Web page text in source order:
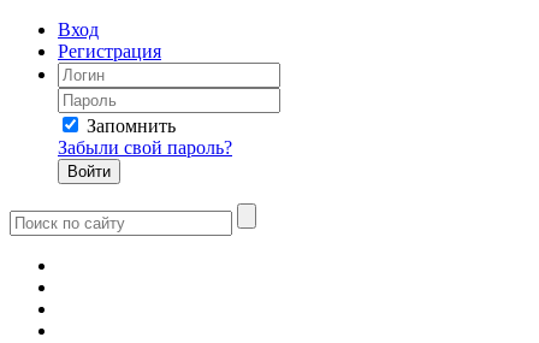
Вход
Регистрация
Запомнить
Забыли свой пароль?